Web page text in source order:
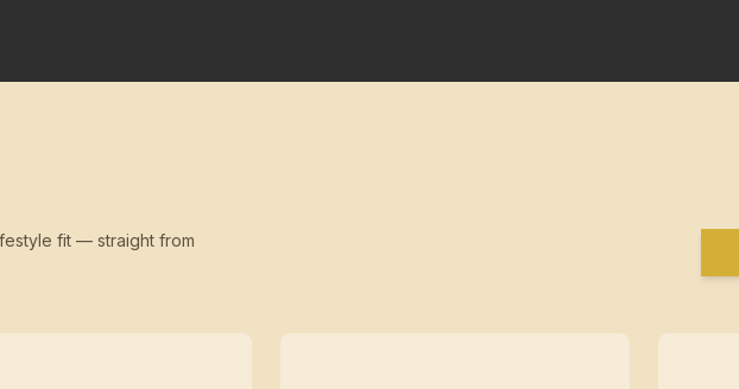
fit — straight from